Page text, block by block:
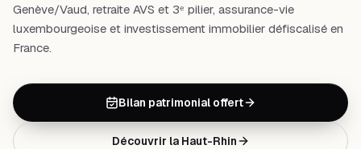
Genève/Vaud, retraite AVS et 3ᵉ pilier, assurance-vie
luxembourgeoise et investissement immobilier défiscalisé en
France.
Bilan patrimonial offert
Découvrir la Haut-Rhin